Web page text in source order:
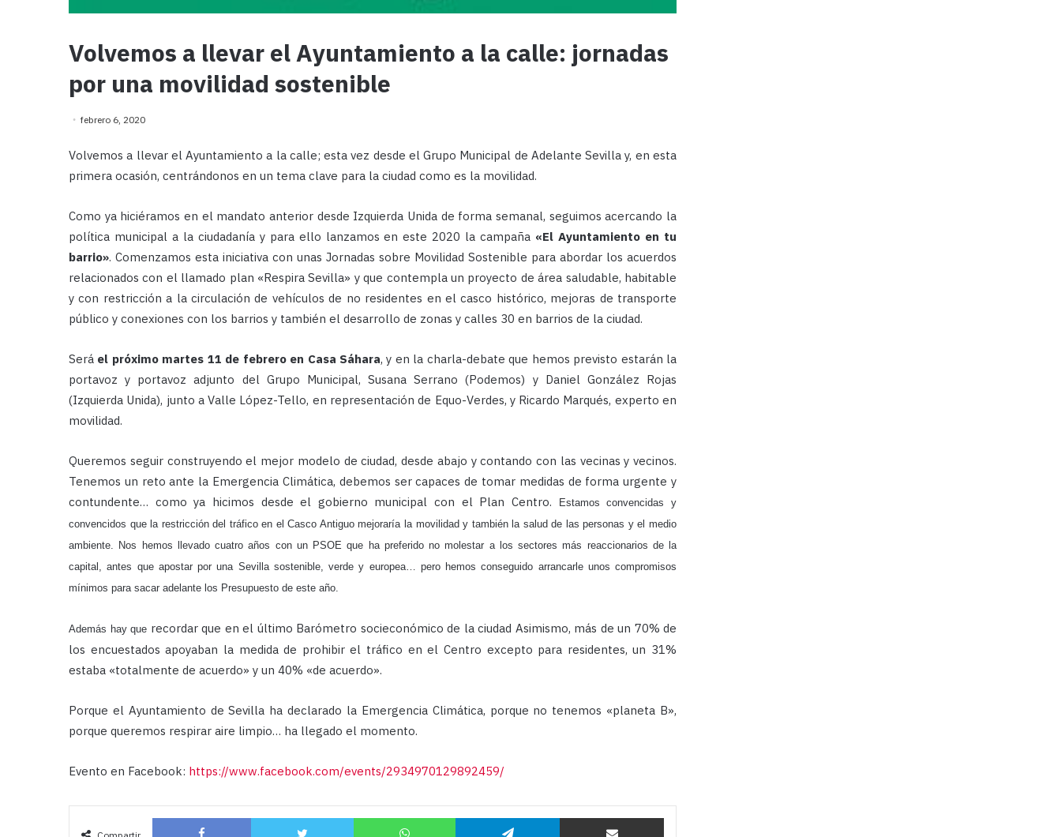
Volvemos a llevar el Ayuntamiento a la calle: jornadas
por una movilidad sostenible
febrero 6, 2020
Volvemos a llevar el Ayuntamiento a la calle; esta vez desde el Grupo Municipal de Adelante Sevilla y, en esta
primera ocasión, centrándonos en un tema clave para la ciudad como es la movilidad.
Como ya hiciéramos en el mandato anterior desde Izquierda Unida de forma semanal, seguimos acercando la
política municipal a la ciudadanía y para ello lanzamos en este 2020 la campaña «El Ayuntamiento en tu
barrio». Comenzamos esta iniciativa con unas Jornadas sobre Movilidad Sostenible para abordar los acuerdos
relacionados con el llamado plan «Respira Sevilla» y que contempla un proyecto de área saludable, habitable
y con restricción a la circulación de vehículos de no residentes en el casco histórico, mejoras de transporte
público y conexiones con los barrios y también el desarrollo de zonas y calles 30 en barrios de la ciudad.
Será el próximo martes 11 de febrero en Casa Sáhara, y en la charla-debate que hemos previsto estarán la
portavoz y portavoz adjunto del Grupo Municipal, Susana Serrano (Podemos) y Daniel González Rojas
(Izquierda Unida), junto a Valle López-Tello, en representación de Equo-Verdes, y Ricardo Marqués, experto en
movilidad.
Queremos seguir construyendo el mejor modelo de ciudad, desde abajo y contando con las vecinas y vecinos.
Tenemos un reto ante la Emergencia Climática, debemos ser capaces de tomar medidas de forma urgente y
contundente… como ya hicimos desde el gobierno municipal con el Plan Centro.
Estamos convencidas y
convencidos que la restricción del tráfico en el Casco Antiguo mejoraría la movilidad y también la salud de las personas y el medio
ambiente. Nos hemos llevado cuatro años con un PSOE que ha preferido no molestar a los sectores más reaccionarios de la
capital, antes que apostar por una Sevilla sostenible, verde y europea… pero hemos conseguido arrancarle unos compromisos
mínimos para sacar adelante los Presupuesto de este año.
Además hay que recordar que en el último Barómetro socieconómico de la ciudad Asimismo, más de un 70% de
los encuestados apoyaban la medida de prohibir el tráfico en el Centro excepto para residentes, un 31%
estaba «totalmente de acuerdo» y un 40% «de acuerdo».
Porque el Ayuntamiento de Sevilla ha declarado la Emergencia Climática, porque no tenemos «planeta B»,
porque queremos respirar aire limpio… ha llegado el momento.
Evento en Facebook: https://www.facebook.com/events/2934970129892459/
Facebook Twitter WhatsApp Telegram Compartir por correo